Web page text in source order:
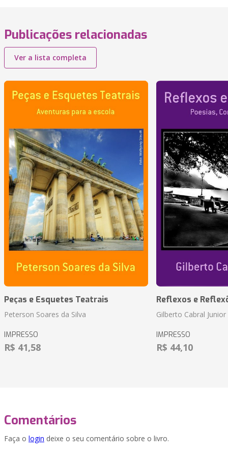
Publicações relacionadas
Ver a lista completa
Peças e Esquetes Teatrais
Peterson Soares da Silva
IMPRESSO
R$ 41,58
Reflexos e
Gilberto Cabral Junior
IMPRESSO
R$ 44,10
Comentários
Faça o login deixe o seu comentário sobre o livro.